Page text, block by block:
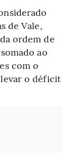
de Vale,
ordem de
ao
com o
o déficit